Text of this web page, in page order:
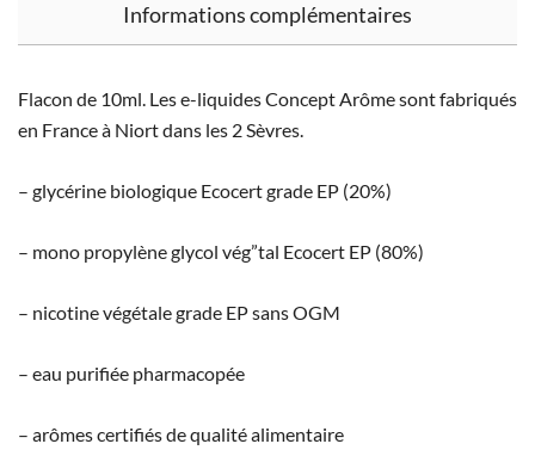
Informations complémentaires
Flacon de 10ml. Les e-liquides Concept Arôme sont fabriqués
en France à Niort dans les 2 Sèvres.
– glycérine biologique Ecocert grade EP (20%)
– mono propylène glycol vég”tal Ecocert EP (80%)
– nicotine végétale grade EP sans OGM
– eau purifiée pharmacopée
– arômes certifiés de qualité alimentaire